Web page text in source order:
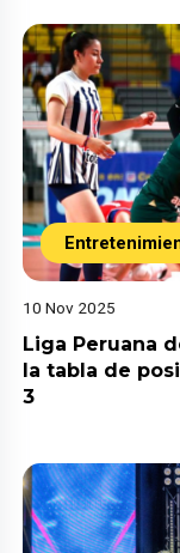
10 Nov 2025
Liga Peruana
la tabla de
3